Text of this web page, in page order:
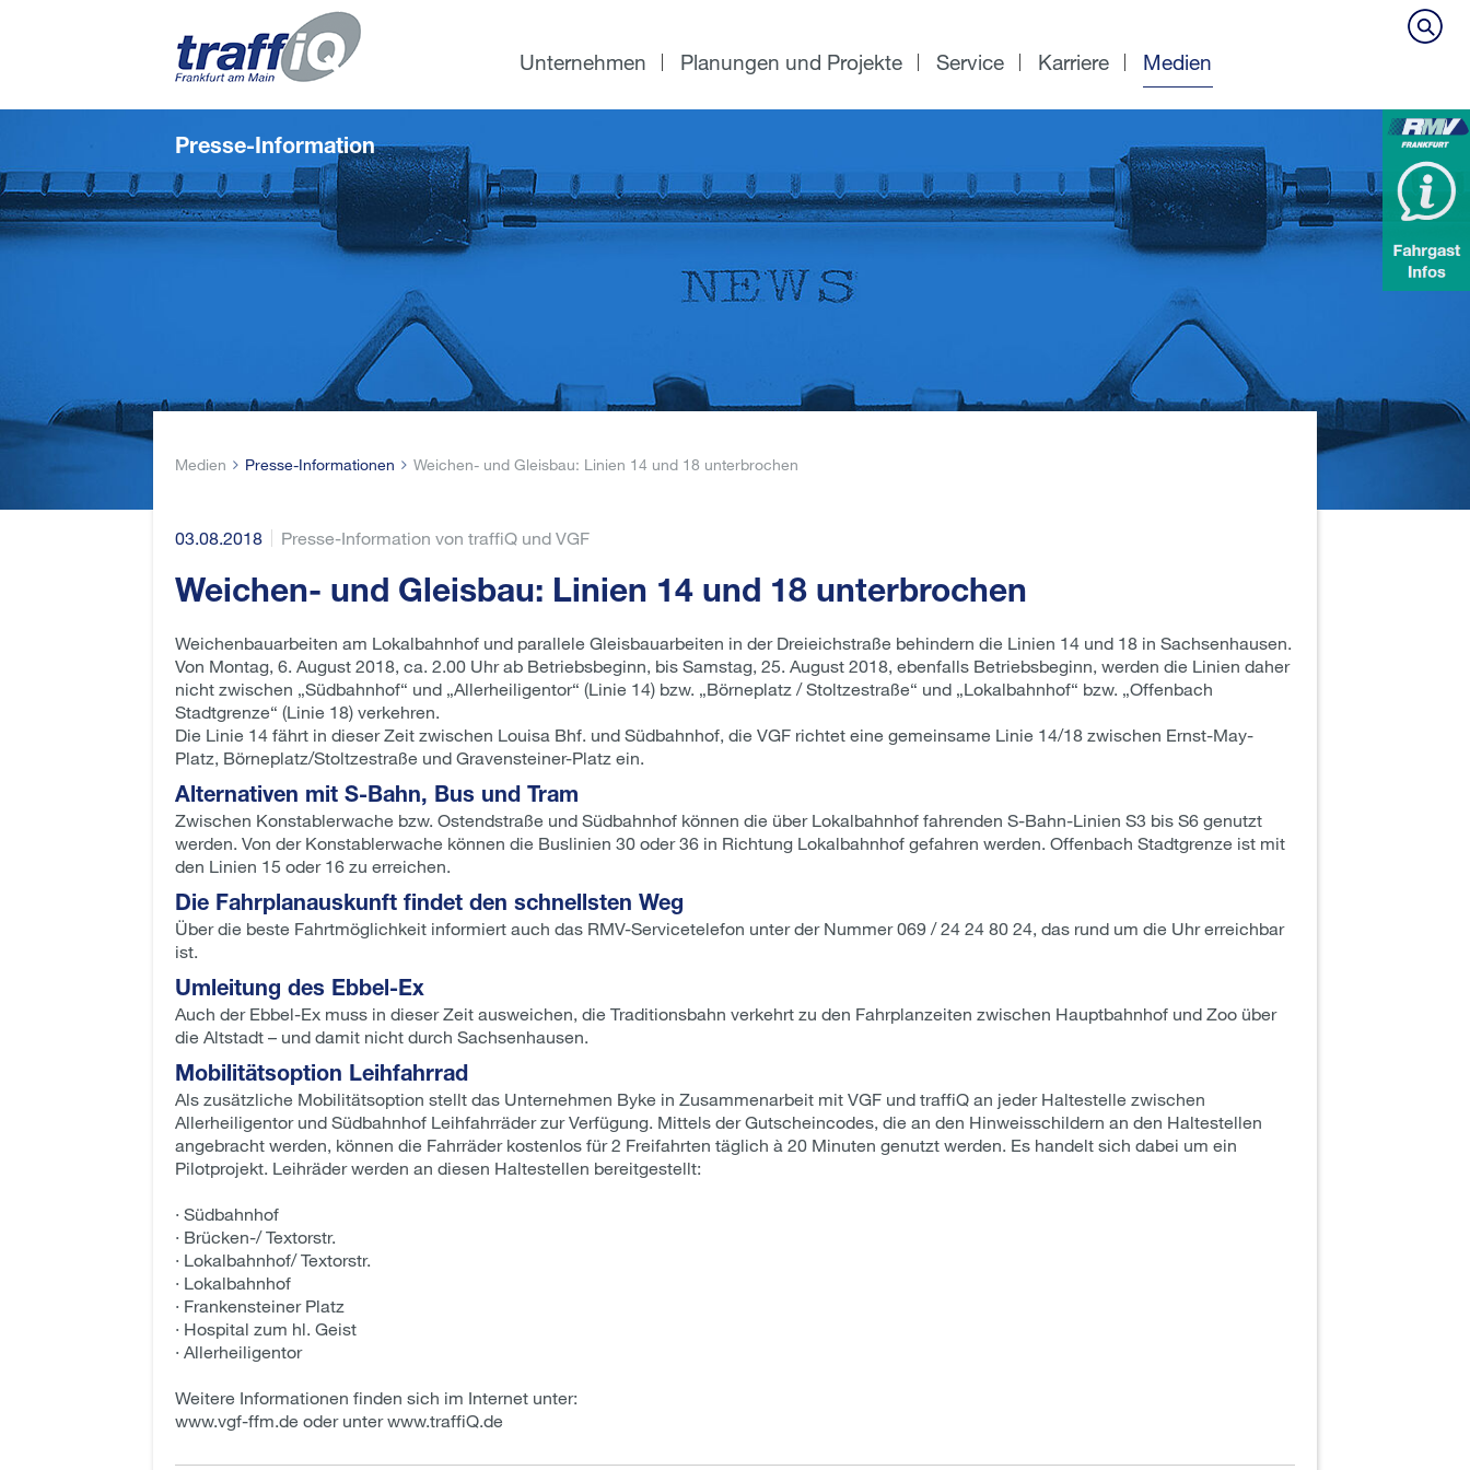
Unternehmen Planungen und Projekte Service Karriere Medien
Presse-Information
Medien Presse-Informationen Weichen- und Gleisbau: Linien 14 und 18 unterbrochen
03.08.2018 Presse-Information von traffiQ und VGF
Weichen- und Gleisbau: Linien 14 und 18 unterbrochen
Weichenbauarbeiten am Lokalbahnhof und parallele Gleisbauarbeiten in der Dreieichstraße behindern die Linien 14 und 18 in Sachsenhausen.
Von Montag, 6. August 2018, ca. 2.00 Uhr ab Betriebsbeginn, bis Samstag, 25. August 2018, ebenfalls Betriebsbeginn, werden die Linien daher
nicht zwischen „Südbahnhof“ und „Allerheiligentor“ (Linie 14) bzw. „Börneplatz / Stoltzestraße“ und „Lokalbahnhof“ bzw. „Offenbach
Stadtgrenze“ (Linie 18) verkehren.
Die Linie 14 fährt in dieser Zeit zwischen Louisa Bhf. und Südbahnhof, die VGF richtet eine gemeinsame Linie 14/18 zwischen Ernst-May-
Platz, Börneplatz/Stoltzestraße und Gravensteiner-Platz ein.
Alternativen mit S-Bahn, Bus und Tram
Zwischen Konstablerwache bzw. Ostendstraße und Südbahnhof können die über Lokalbahnhof fahrenden S-Bahn-Linien S3 bis S6 genutzt
werden. Von der Konstablerwache können die Buslinien 30 oder 36 in Richtung Lokalbahnhof gefahren werden. Offenbach Stadtgrenze ist mit
den Linien 15 oder 16 zu erreichen.
Die Fahrplanauskunft findet den schnellsten Weg
Über die beste Fahrtmöglichkeit informiert auch das RMV-Servicetelefon unter der Nummer 069 / 24 24 80 24, das rund um die Uhr erreichbar
ist.
Umleitung des Ebbel-Ex
Auch der Ebbel-Ex muss in dieser Zeit ausweichen, die Traditionsbahn verkehrt zu den Fahrplanzeiten zwischen Hauptbahnhof und Zoo über
die Altstadt – und damit nicht durch Sachsenhausen.
Mobilitätsoption Leihfahrrad
Als zusätzliche Mobilitätsoption stellt das Unternehmen Byke in Zusammenarbeit mit VGF und traffiQ an jeder Haltestelle zwischen
Allerheiligentor und Südbahnhof Leihfahrräder zur Verfügung. Mittels der Gutscheincodes, die an den Hinweisschildern an den Haltestellen
angebracht werden, können die Fahrräder kostenlos für 2 Freifahrten täglich à 20 Minuten genutzt werden. Es handelt sich dabei um ein
Pilotprojekt. Leihräder werden an diesen Haltestellen bereitgestellt:
· Südbahnhof
· Brücken-/ Textorstr.
· Lokalbahnhof/ Textorstr.
· Lokalbahnhof
· Frankensteiner Platz
· Hospital zum hl. Geist
· Allerheiligentor
Weitere Informationen finden sich im Internet unter:
www.vgf-ffm.de oder unter www.traffiQ.de